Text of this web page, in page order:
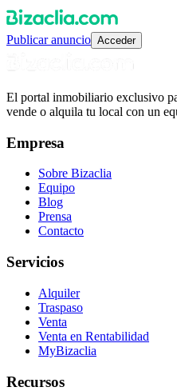
Publicar anuncio Acceder
El portal inmobiliario exclusivo
vende o alquila tu local con un
Empresa
Sobre Bizaclia
Equipo
Blog
Prensa
Contacto
Servicios
Alquiler
Traspaso
Venta
Venta en Rentabilidad
MyBizaclia
Recursos